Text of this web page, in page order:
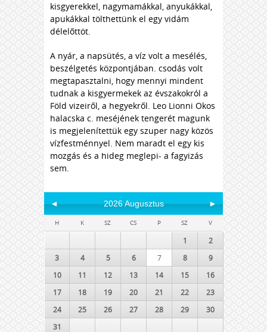
kisgyerekkel, nagymamákkal, anyukákkal,
apukákkal tölthettünk el egy vidám
délelőttöt.
A nyár, a napsütés, a víz volt a mesélés,
beszélgetés központjában. csodás volt
megtapasztalni, hogy mennyi mindent
tudnak a kisgyermekek az évszakokról a
Föld vizeiről, a hegyekről. Leo Lionni Okos
halacska c. meséjének tengerét magunk
is megjelenítettük egy szuper nagy közös
vízfestménnyel. Nem maradt el egy kis
mozgás és a hideg meglepi- a fagyizás
sem.
◄ 2026 Augusztus ►
H K SZ CS P SZ V
1
2
3
4 5 6 7 8
9
10
11 12 13 14 15
16
17
18 19 20 21 22
23
24
25 26 27 28 29
30
31